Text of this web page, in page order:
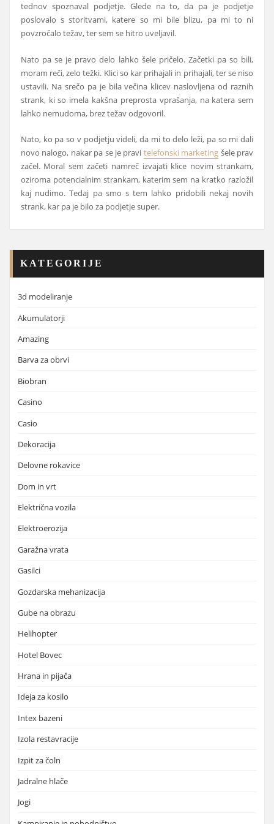
tednov spoznaval podjetje. Glede na to, da pa je podjetje
poslovalo s storitvami, katere so mi bile blizu, pa mi to ni
povzročalo težav, ter sem se hitro uveljavil.
Nato pa se je pravo delo lahko šele pričelo. Začetki pa so bili,
moram reči, zelo težki. Klici so kar prihajali in prihajali, ter se niso
ustavili. Na srečo pa je bila večina klicev naslovljena od raznih
strank, ki so imela kakšna preprosta vprašanja, na katera sem
lahko nemudoma, brez težav odgovoril.
Nato, ko pa so v podjetju videli, da mi to delo leži, pa so mi dali
novo nalogo, nakar pa se je pravi telefonski marketing šele prav
začel. Moral sem začeti namreč izvajati klice novim strankam,
oziroma potencialnim strankam, katerim sem na kratko razložil
kaj nudimo. Tedaj pa smo s tem lahko pridobili nekaj novih
strank, kar pa je bilo za podjetje super.
KATEGORIJE
3d modeliranje
Akumulatorji
Amazing
Barva za obrvi
Biobran
Casino
Casio
Dekoracija
Delovne rokavice
Dom in vrt
Električna vozila
Elektroerozija
Garažna vrata
Gasilci
Gozdarska mehanizacija
Gube na obrazu
Helihopter
Hotel Bovec
Hrana in pijača
Ideja za kosilo
Intex bazeni
Izola restavracije
Izpit za čoln
Jadralne hlače
Jogi